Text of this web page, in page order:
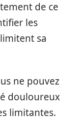
de ce
les
sa
ne pouvez
douloureux
limitantes.